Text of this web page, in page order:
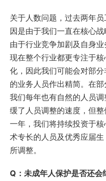
关于人数问题，过去两年
因是由于我们一直在核心
由于行业竞争加剧及自身业
现在整个行业都更专注于
化，因此我们可能会对部
的业务人员作出精简。在
我们每年也有自然的人员
缓了人员调整的速度，但
一年，我们将持续投资于
术专长的人员及优秀应届
所调整。
Q：未成年人保护是否还会